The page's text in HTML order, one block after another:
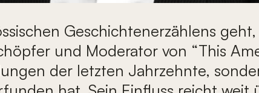
Geschichtenerzählens
und Moderator von “This
der letzten Jahrzehnte,